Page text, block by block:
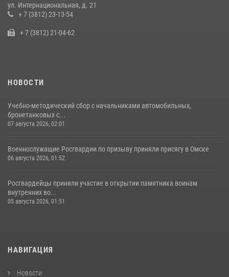
пилотирования БПЛА в Омске
ул. Интернациональная, д. 21
+ 7 (3812) 23-13-54
+ 7 (3812) 21-04-62
НОВОСТИ
Учебно-методический сбор с начальниками автомобильных,
бронетанковых с...
07 августа 2026, 02:01
Военнослужащие Росгвардии по призыву приняли присягу в Омске
06 августа 2026, 01:52
Росгвардейцы приняли участие в открытии памятника воинам
внутренних во...
05 августа 2026, 01:51
НАВИГАЦИЯ
Новости